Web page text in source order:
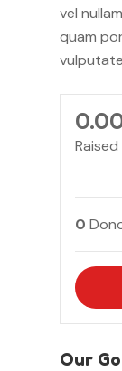
vel
quam
Raised
0
Our